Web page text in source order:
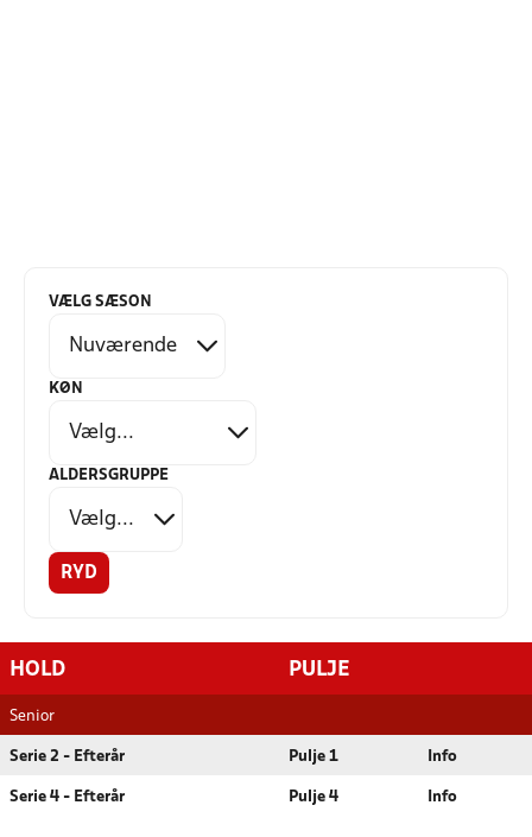
VÆLG SÆSON
KØN
ALDERSGRUPPE
RYD
HOLD PULJE
Senior
Serie 2 - Efterår Pulje 1 Info
Serie 4 - Efterår Pulje 4 Info